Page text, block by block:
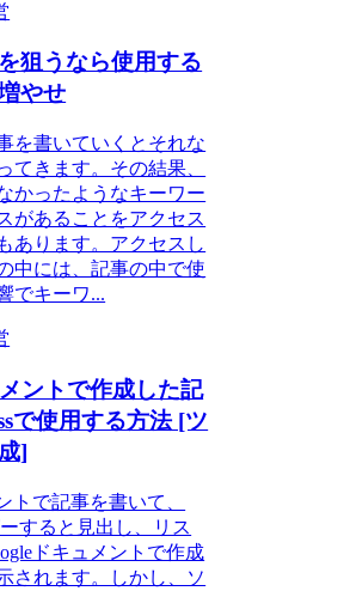
狙うなら使用する
やせ
を書いていくとそれな
てきます。その結果、
かったようなキーワー
があることをアクセス
あります。アクセスし
中には、記事の中で使
でキーワ...
ントで作成した記
で使用する方法 [ツ
]
トで記事を書いて、
すると見出し、リス
ドキュメントで作成
されます。しかし、ソ